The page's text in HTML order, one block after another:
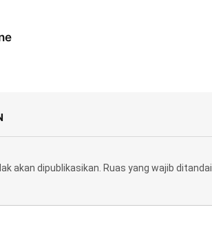
akan dipublikasikan. Ruas yang wajib ditandai